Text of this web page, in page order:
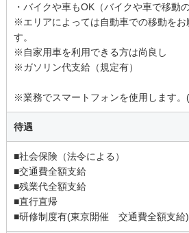
・バイクや車もOK（バイクや車で移動
※エリアによっては自動車での移動をお
す。
※自家用車を利用できる方は尚良し
※ガソリン代支給（規定有）
※業務でスマートフォンを使用します。
待遇
■社会保険（法令による）
■交通費全額支給
■残業代全額支給
■直行直帰
■研修制度有(東京開催 交通費全額支給)